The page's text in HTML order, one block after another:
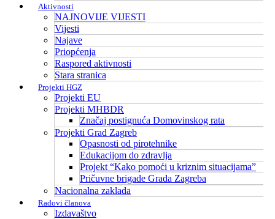
Aktivnosti
NAJNOVIJE VIJESTI
Vijesti
Najave
Priopćenja
Raspored aktivnosti
Stara stranica
Projekti HGZ
Projekti EU
Projekti MHBDR
Značaj postignuća Domovinskog rata
Projekti Grad Zagreb
Opasnosti od pirotehnike
Edukacijom do zdravlja
Projekt “Kako pomoći u kriznim situacijama”
Pričuvne brigade Grada Zagreba
Nacionalna zaklada
Radovi članova
Izdavaštvo